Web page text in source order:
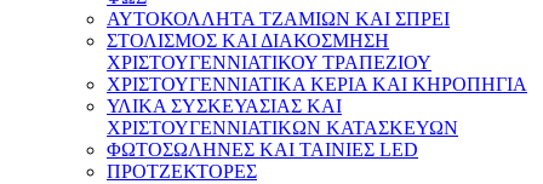
ΑΥΤΟΚΟΛΛΗΤΑ ΤΖΑΜΙΩΝ ΚΑΙ ΣΠΡΕΙ
ΣΤΟΛΙΣΜΟΣ ΚΑΙ ΔΙΑΚΟΣΜΗΣΗ
ΧΡΙΣΤΟΥΓΕΝΝΙΑΤΙΚΟΥ ΤΡΑΠΕΖΙΟΥ
ΧΡΙΣΤΟΥΓΕΝΝΙΑΤΙΚΑ ΚΕΡΙΑ ΚΑΙ ΚΗΡΟΠΗΓΙΑ
ΥΛΙΚΑ ΣΥΣΚΕΥΑΣΙΑΣ ΚΑΙ
ΧΡΙΣΤΟΥΓΕΝΝΙΑΤΙΚΩΝ ΚΑΤΑΣΚΕΥΩΝ
ΦΩΤΟΣΩΛΗΝΕΣ ΚΑΙ ΤΑΙΝΙΕΣ LED
ΠΡΟΤΖΕΚΤΟΡΕΣ